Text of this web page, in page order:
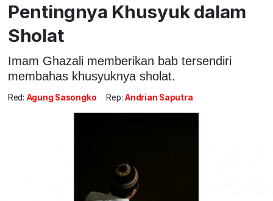
Pentingnya Khusyuk dalam
Sholat
Imam Ghazali memberikan bab tersendiri
membahas khusyuknya sholat.
Red: Agung Sasongko Rep: Andrian Saputra